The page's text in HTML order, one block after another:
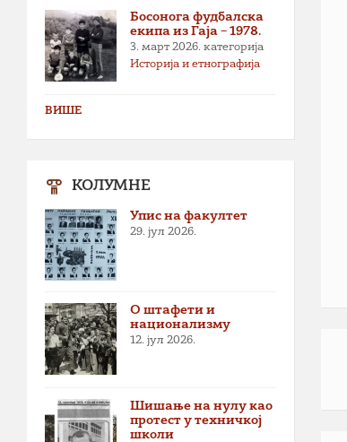
Босонога фудбалска
екипа из Гаја – 1978.
3. март 2026. категорија
Историја и етнографија
ВИШЕ
КОЛУМНЕ
Упис на факултет
29. јул 2026.
О штафети и
национализму
12. јул 2026.
Шишање на нулу као
протест у техничкој
школи